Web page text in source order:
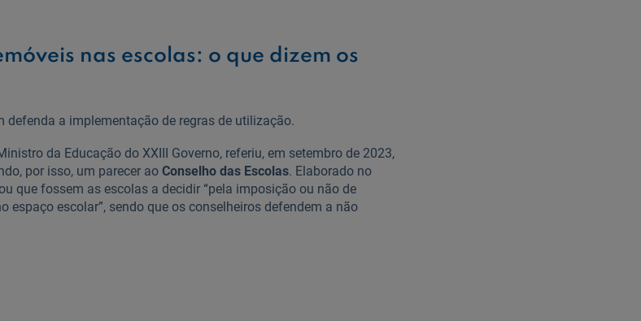
nas escolas: o que dizem os
defenda a implementação de regras de utilização.
da Educação do XXIII Governo, referiu, em setembro de 2023,
por isso, um parecer ao Conselho das Escolas. Elaborado no
que fossem as escolas a decidir “pela imposição ou não de
espaço escolar”, sendo que os conselheiros defendem a não